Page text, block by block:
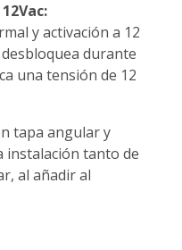
y activación a 12
durante
una tensión de 12
tapa angular y
instalación tanto de
al añadir al